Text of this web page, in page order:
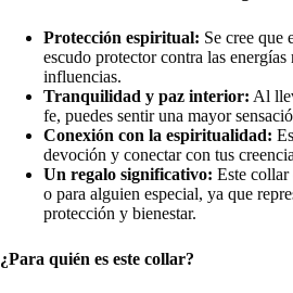
Protección espiritual: Se cree que
escudo protector contra las energías
influencias.
Tranquilidad y paz interior: Al
fe, puedes sentir una mayor
Conexión con la espiritualidad:
devoción y conectar con tus
Un regalo significativo: Este collar
o para alguien especial, ya que
protección y bienestar.
¿Para quién es este collar?